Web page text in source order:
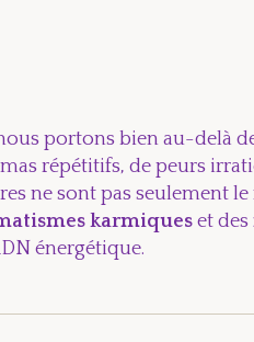
portons bien au-delà
répétitifs, de peurs
ne sont pas seulement
karmiques et des
énergétique.